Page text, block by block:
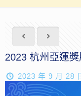
2023 杭州亞運
2023 年 9 月 28